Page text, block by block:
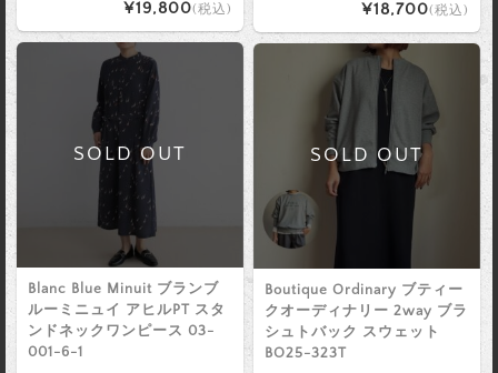
¥18,700(税込)
¥19,800(税込)
SOLD OUT
Blanc Blue Minuit ブランブ
ルーミニュイ アヒルPT スタ
ンドネックワンピース 03-
001-6-1
SOLD OUT
Boutique Ordinary ブティー
クオーディナリー 2way ブラ
シュトバック スウェット
BO25-323T